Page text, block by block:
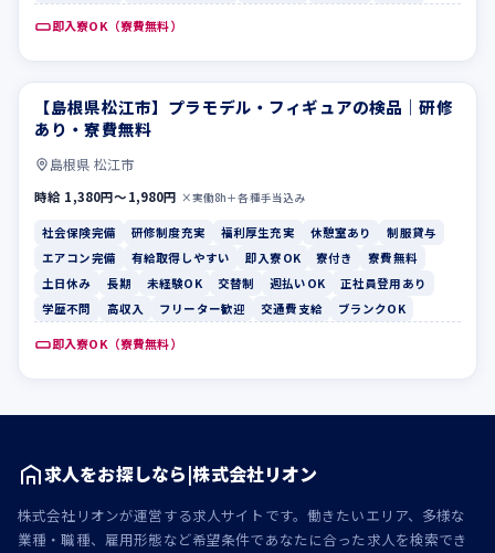
即入寮OK（寮費無料）
社会保険完備 研修制度充実
【島根県松江市】プラモデル・フィギュアの検品｜研修
あり・寮費無料
島根県 松江市
時給 1,380円〜1,980円 ×実働8h＋各種手当込み
社会保険完備 研修制度充実 福利厚生充実 休憩室あり
制服貸与
エアコン完備
有給取得しやすい 即入寮OK 寮付き
寮費無料
土日休み
長期 未経験OK 交替制 週払いOK
正社員登用あり
学歴不問
高収入 フリーター歓迎 交通費支給 ブランクOK
即入寮OK（寮費無料）
求人をお探しなら|株式会社リオン
株式会社リオンが運営する求人サイトです。働きたいエリア、多様な
業種・職種、雇用形態など希望条件であなたに合った求人を検索でき